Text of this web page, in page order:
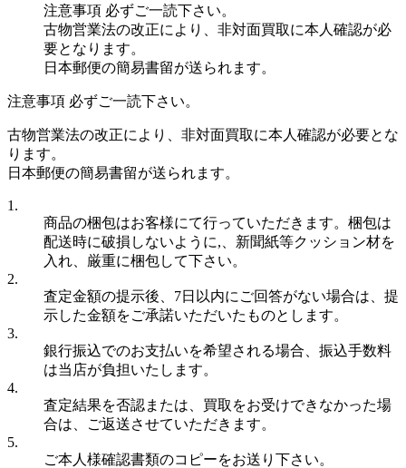
注意事項 必ずご一読下さい。
古物営業法の改正により、非対面買取に本人確認が必
要となります。
日本郵便の簡易書留が送られます。
注意事項 必ずご一読下さい。
古物営業法の改正により、非対面買取に本人確認が必要とな
ります。
日本郵便の簡易書留が送られます。
1.
商品の梱包はお客様にて行っていただきます。梱包は
配送時に破損しないように,、新聞紙等クッション材を
入れ、厳重に梱包して下さい。
2.
査定金額の提示後、7日以内にご回答がない場合は、提
示した金額をご承諾いただいたものとします。
3.
銀行振込でのお支払いを希望される場合、振込手数料
は当店が負担いたします。
4.
査定結果を否認または、買取をお受けできなかった場
合は、ご返送させていただきます。
5.
ご本人様確認書類のコピーをお送り下さい。